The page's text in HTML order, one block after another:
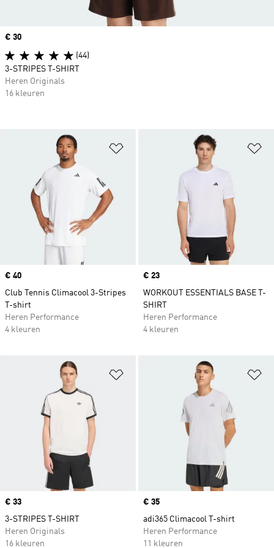
Op verlanglijst zetten
Price
€ 40
Club Tennis Climacool 3-Stripes
T-shirt
Heren Performance
4 kleuren
Price
€ 23
WORKOUT ESSENTIALS BASE T-
SHIRT
Heren Performance
4 kleuren
Op verlanglijst zetten
Price
€ 33
3-STRIPES T-SHIRT
Heren Originals
16 kleuren
Price
€ 35
adi365 Climacool T-shirt
Heren Performance
11 kleuren
Price
€ 30
(44)
3-STRIPES T-SHIRT
Heren Originals
16 kleuren